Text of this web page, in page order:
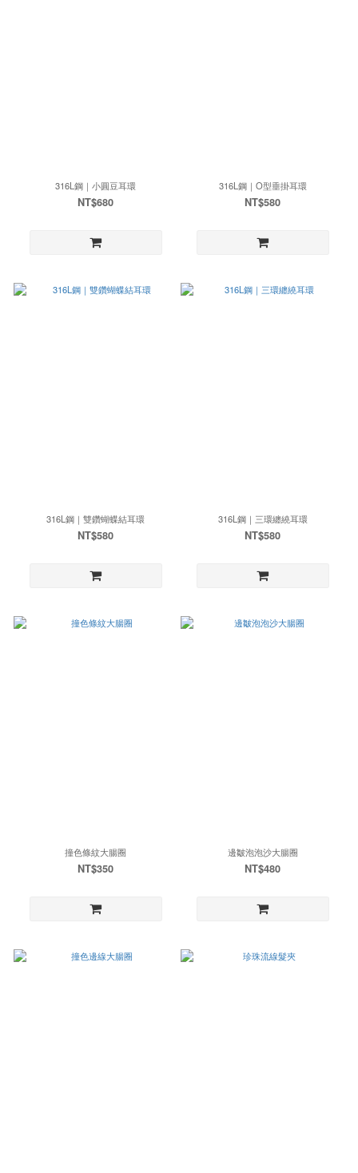
316L鋼｜小圓豆耳環
NT$680
316L鋼｜O型垂掛耳環
NT$580
316L鋼｜雙鑽蝴蝶結耳環
NT$580
316L鋼｜三環纏繞耳環
NT$580
撞色條紋大腸圈
NT$350
邊皺泡泡沙大腸圈
NT$480